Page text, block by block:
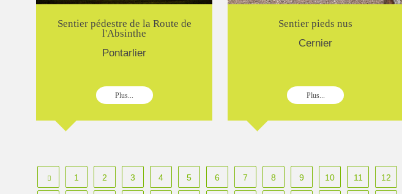
Sentier pédestre de la Route de
l'Absinthe
Pontarlier
Plus...
Sentier pieds nus
Cernier
Plus...
1 2 3 4 5 6 7 8 9 10 11 12